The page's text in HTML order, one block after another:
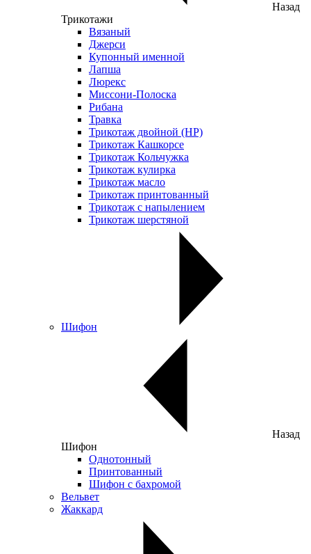
Назад
Трикотажи
Вязаный
Джерси
Купонный именной
Лапша
Люрекс
Миссони-Полоска
Рибана
Травка
Трикотаж двойной (НР)
Трикотаж Кашкорсе
Трикотаж Кольчужка
Трикотаж кулирка
Трикотаж масло
Трикотаж принтованный
Трикотаж с напылением
Трикотаж шерстяной
Шифон
Назад
Шифон
Однотонный
Принтованный
Шифон с бахромой
Вельвет
Жаккард